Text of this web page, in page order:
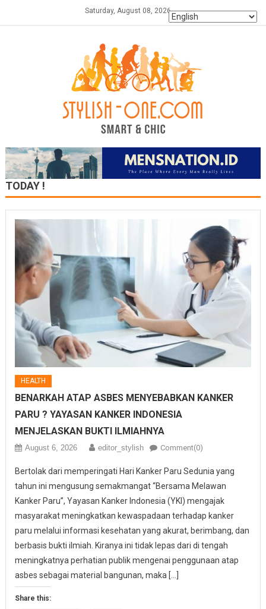
Saturday, August 08, 2026
TODAY !
HEALTH
BENARKAH ATAP ASBES MENYEBABKAN KANKER
PARU ? YAYASAN KANKER INDONESIA
MENJELASKAN BUKTI ILMIAHNYA
August 6, 2026 editor_stylish Comment(0)
Bertolak dari memperingati Hari Kanker Paru Sedunia yang
tahun ini mengusung semakmangat “Bersama Melawan
Kanker Paru”, Yayasan Kanker Indonesia (YKI) mengajak
masyarakat meningkatkan kewaspadaan terhadap kanker
paru melalui informasi kesehatan yang akurat, berimbang, dan
berbasis bukti ilmiah. Kiranya ini tidak lepas dari di tengah
meningkatnya perhatian publik mengenai penggunaan atap
asbes sebagai material bangunan, maka […]
Share this: